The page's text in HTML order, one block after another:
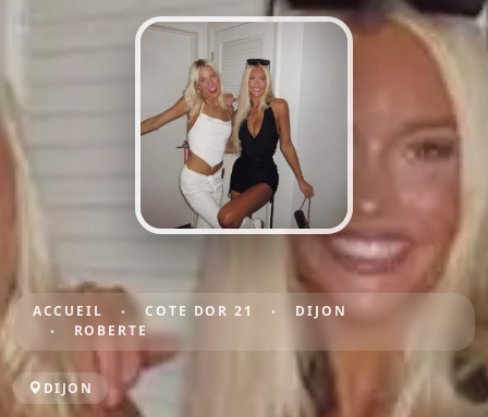
ACCUEIL COTE DOR 21
DIJON
ROBERTE
DIJON